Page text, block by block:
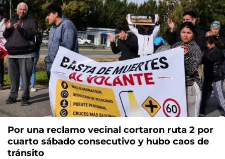
Por una reclamo vecinal cortaron ruta 2 por
cuarto sábado consecutivo y hubo caos de
tránsito